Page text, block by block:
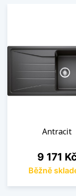
Antracit
Cena
9 171
Běžně